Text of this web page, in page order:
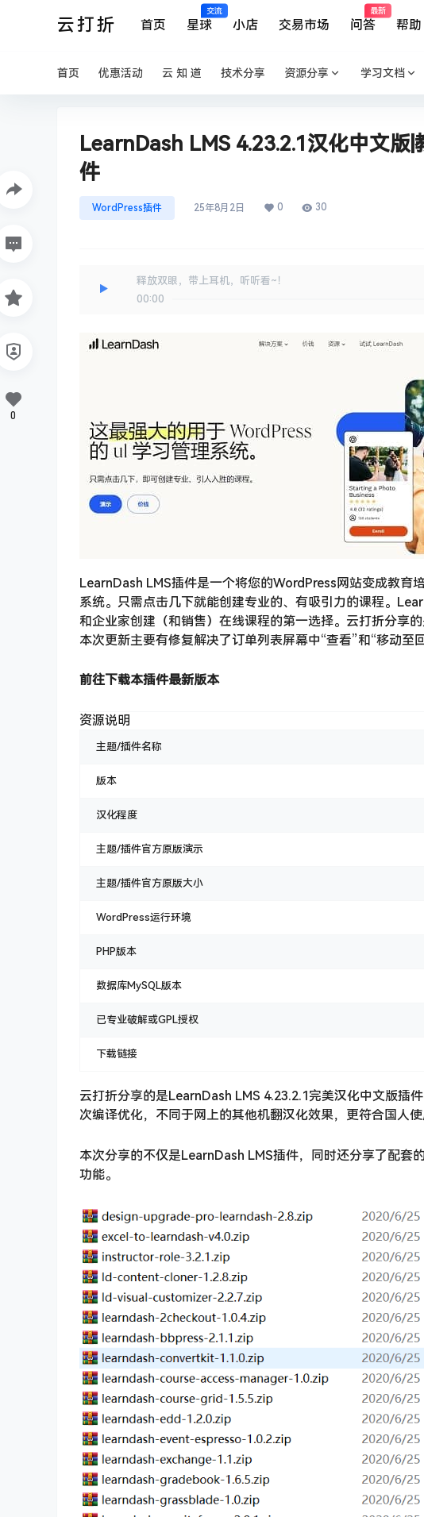
云打折 首页 星球
交流
小店 交易市场 问答
最新
帮助
首页 优惠活动 云 知 道 技术分享 资源分享 学习文档
LearnDash LMS 4.23.2.1汉化中文
件
WordPress插件 25年8月2日 0 30
释放双眼，带上耳机，听听看~！
00:00
LearnDash LMS插件是一个将您的WordPress网站变成教育
系统。只需点击几下就能创建专业的、有吸引力的课程。
和企业家创建（和销售）在线课程的第一选择。云打折分享
本次更新主要有修复解决了订单列表屏幕中“查看”和“移动至
前往下载本插件最新版本
资源说明
主题/插件名称
版本
汉化程度
主题/插件官方原版演示
主题/插件官方原版大小
WordPress运行环境
PHP版本
数据库MySQL版本
已专业破解或GPL授权
下载链接
云打折分享的是LearnDash LMS 4.23.2.1完美汉化中文版插
次编译优化，不同于网上的其他机翻汉化效果，更符合国人使
本次分享的不仅是LearnDash LMS插件，同时还分享了配套
功能。
0